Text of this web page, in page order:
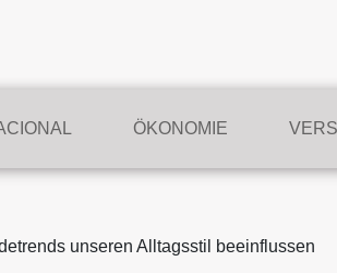
ÖKONOMIE
unseren Alltagsstil beeinflussen